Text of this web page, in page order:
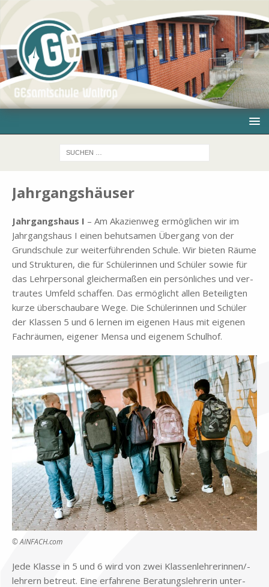
Jahrgangshäuser
Jahr­gangs­haus I – Am Aka­zi­en­weg er­mög­li­chen wir im
Jahr­gangs­haus I ei­nen be­hut­sa­men Über­gang von der
Grund­schu­le zur wei­ter­füh­ren­den Schu­le. Wir bie­ten Räu­me
und Struk­tu­ren, die für Schü­le­rin­nen und Schü­ler so­wie für
das Lehr­per­so­nal glei­cher­ma­ßen ein per­sön­li­ches und ver­
trau­tes Um­feld schaf­fen. Das er­mög­licht al­len Be­tei­lig­ten
kur­ze über­schau­ba­re Wege. Die Schü­le­rin­nen und Schü­ler
der Klas­sen 5 und 6 ler­nen im ei­ge­nen Haus mit ei­ge­nen
Fach­räu­men, ei­ge­ner Men­sa und ei­ge­nem Schul­hof.
© AINFACH.com
Jede Klas­se in 5 und 6 wird von zwei Klas­sen­leh­re­rin­nen/-
leh­rern be­treut. Eine er­fah­re­ne Be­ra­tungs­leh­re­rin un­ter­